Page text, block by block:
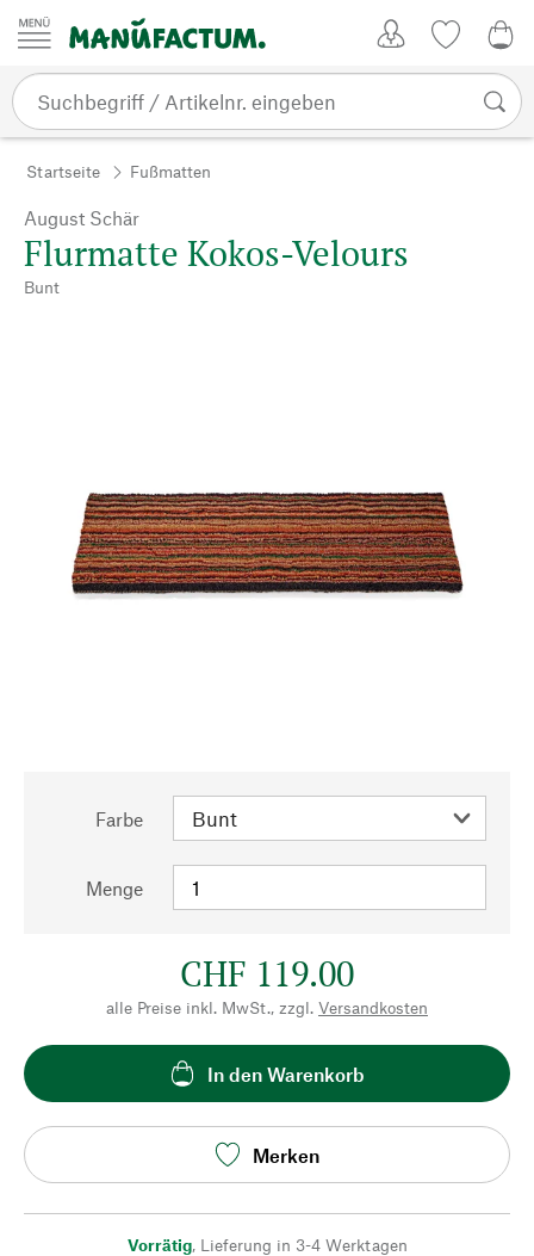
Zum Inhalt springen
Startseite Fußmatten
August Schär
Flurmatte Kokos-Velours
Bunt
Farbe
Menge
CHF 119.00
alle Preise inkl. MwSt., zzgl. Versandkosten
In den Warenkorb
Merken
Vorrätig, Lieferung in 3-4 Werktagen